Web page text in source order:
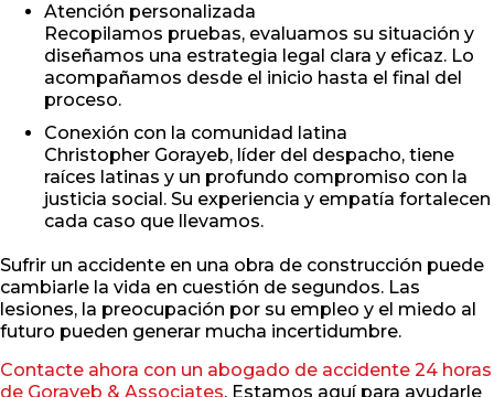
Atención personalizada
Recopilamos pruebas, evaluamos su situación y
diseñamos una estrategia legal clara y eficaz. Lo
acompañamos desde el inicio hasta el final del
proceso.
Conexión con la comunidad latina
Christopher Gorayeb, líder del despacho, tiene
raíces latinas y un profundo compromiso con la
justicia social. Su experiencia y empatía fortalecen
cada caso que llevamos.
Sufrir un accidente en una obra de construcción puede
cambiarle la vida en cuestión de segundos. Las
lesiones, la preocupación por su empleo y el miedo al
futuro pueden generar mucha incertidumbre.
Contacte ahora con un abogado de accidente 24 horas
de Gorayeb & Associates. Estamos aquí para ayudarle